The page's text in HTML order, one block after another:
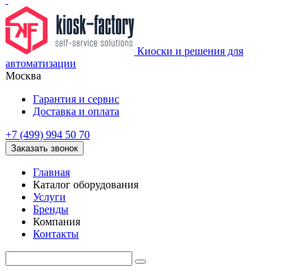
Киоски и решения для
автоматизации
Москва
Гарантия и сервис
Доставка и оплата
+7 (499) 994 50 70
Заказать звонок
Главная
Каталог оборудования
Услуги
Бренды
Компания
Контакты